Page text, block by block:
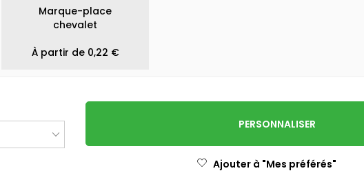
Marque-place
chevalet
À partir de 0,22 €
PERSONNALISER
Ajouter à "Mes préférés"